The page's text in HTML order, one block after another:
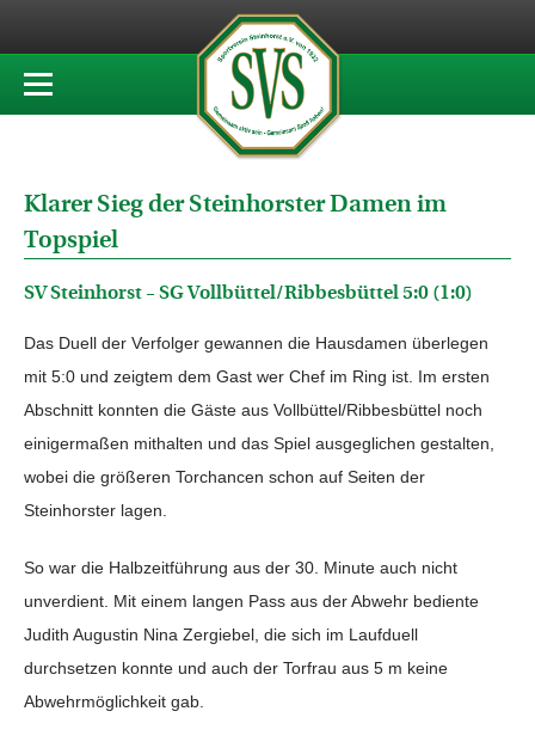
Klarer Sieg der Steinhorster Damen im
Topspiel
SV Steinhorst – SG Vollbüttel/Ribbesbüttel 5:0 (1:0)
Das Duell der Verfolger gewannen die Hausdamen überlegen
mit 5:0 und zeigtem dem Gast wer Chef im Ring ist. Im ersten
Abschnitt konnten die Gäste aus Vollbüttel/Ribbesbüttel noch
einigermaßen mithalten und das Spiel ausgeglichen gestalten,
wobei die größeren Torchancen schon auf Seiten der
Steinhorster lagen.
So war die Halbzeitführung aus der 30. Minute auch nicht
unverdient. Mit einem langen Pass aus der Abwehr bediente
Judith Augustin Nina Zergiebel, die sich im Laufduell
durchsetzen konnte und auch der Torfrau aus 5 m keine
Abwehrmöglichkeit gab.